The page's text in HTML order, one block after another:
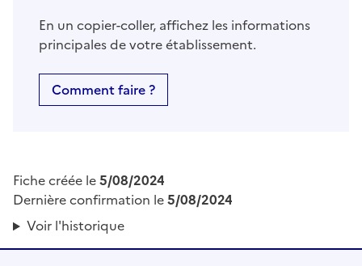
En un copier-coller, affichez les informations
principales de votre établissement.
Comment faire ?
Fiche créée le5/08/2024
Dernière confirmation le5/08/2024
Voir l'historique